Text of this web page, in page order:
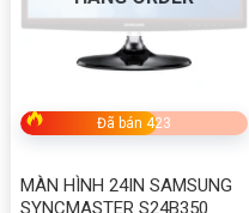
Đã bán 423
MÀN HÌNH 24IN SAMSUNG
SYNCMASTER S24B350